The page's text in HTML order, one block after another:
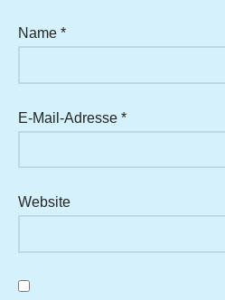
Name *
E-Mail-Adresse *
Website